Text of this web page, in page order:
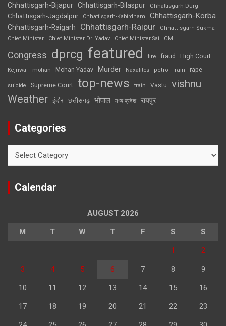
Chhattisgarh-Bijapur Chhattisgarh-Bilaspur Chhattisgarh-Durg
Chhattisgarh-Jagdalpur Chhattisgarh-Kabirdham Chhattisgarh-Korba
Chhattisgarh-Raigarh Chhattisgarh-Raipur
Chhattisgarh-Sukma
Chief Minister
Chief Minister Dr. Yadav Chief Minister Sai CM
Congress dprcg featured fire fraud High Court
Kejriwal mohan Mohan Yadav Murder Naxalites petrol rain rape
suicide Supreme Court top-news train Vastu vishnu
Weather इंदौर छत्तीसगढ़ भोपाल मध्य प्रदेश रायपुर
Categories
Calendar
AUGUST 2026
M T W T F S S
1 2
3 4 5 6 7 8 9
10 11 12 13 14 15 16
17 18 19 20 21 22 23